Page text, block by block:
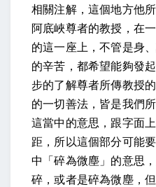
相關注解，這個地方他
阿底峽尊者的教授，在
的這一座上，不管是身
的辛苦，都希望能夠發
步的了解尊者所傳教授
的一切善法，皆是我們
這當中的意思，跟字面
距，所以這個部分可能
中「碎為微塵」的意思
碎，或者是碎為微塵，